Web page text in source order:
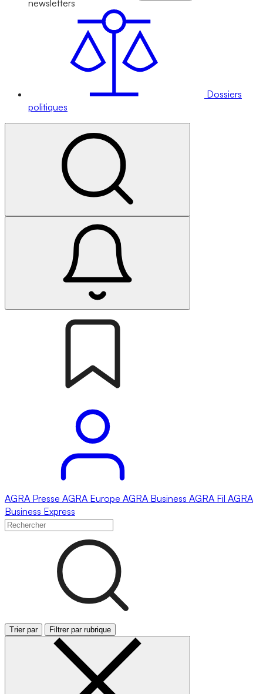
newsletters
Dossiers
politiques
AGRA Presse AGRA Europe AGRA Business AGRA Fil AGRA
Business Express
Trier par Filtrer par rubrique